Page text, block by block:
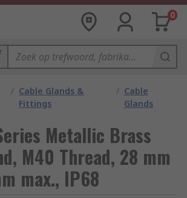
0
/ Cable Glands &
Fittings
/ Cable
Glands
Metallic Brass
M40 Thread, 28 mm
max., IP68